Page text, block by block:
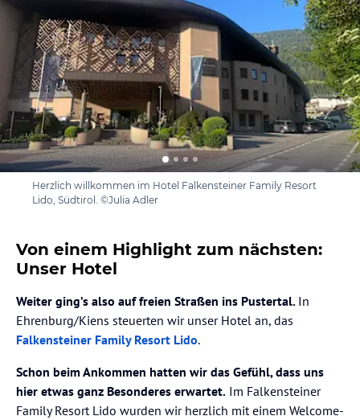
Herzlich willkommen im Hotel Falkensteiner Family Resort
Lido, Südtirol. ©Julia Adler
Von einem Highlight zum nächsten:
Unser Hotel
Weiter ging’s also auf freien Straßen ins Pustertal. In
Ehrenburg/Kiens steuerten wir unser Hotel an, das
Falkensteiner Family Resort Lido.
Schon beim Ankommen hatten wir das Gefühl, dass uns
hier etwas ganz Besonderes erwartet. Im Falkensteiner
Family Resort Lido wurden wir herzlich mit einem Welcome-